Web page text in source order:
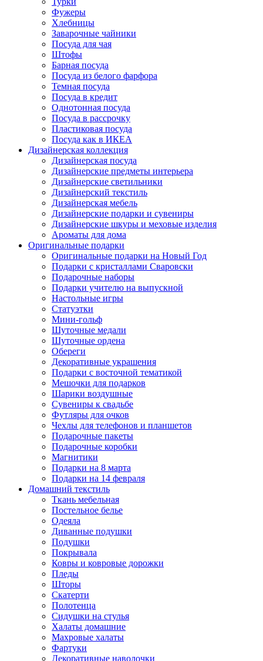
Фужеры
Хлебницы
Заварочные чайники
Посуда для чая
Штофы
Барная посуда
Посуда из белого фарфора
Темная посуда
Посуда в кредит
Однотонная посуда
Посуда в рассрочку
Пластиковая посуда
Посуда как в ИКЕА
Дизайнерская коллекция
Дизайнерская посуда
Дизайнерские предметы интерьера
Дизайнерские светильники
Дизайнерский текстиль
Дизайнерская мебель
Дизайнерские подарки и сувениры
Дизайнерские шкуры и меховые изделия
Ароматы для дома
Оригинальные подарки
Оригинальные подарки на Новый Год
Подарки с кристаллами Сваровски
Подарочные наборы
Подарки учителю на выпускной
Настольные игры
Статуэтки
Мини-гольф
Шуточные медали
Шуточные ордена
Обереги
Декоративные украшения
Подарки с восточной тематикой
Мешочки для подарков
Шарики воздушные
Сувениры к свадьбе
Футляры для очков
Чехлы для телефонов и планшетов
Подарочные пакеты
Подарочные коробки
Магнитики
Подарки на 8 марта
Подарки на 14 февраля
Домашний текстиль
Ткань мебельная
Постельное белье
Одеяла
Диванные подушки
Подушки
Покрывала
Ковры и ковровые дорожки
Пледы
Шторы
Скатерти
Полотенца
Сидушки на стулья
Халаты домашние
Махровые халаты
Фартуки
Декоративные наволочки